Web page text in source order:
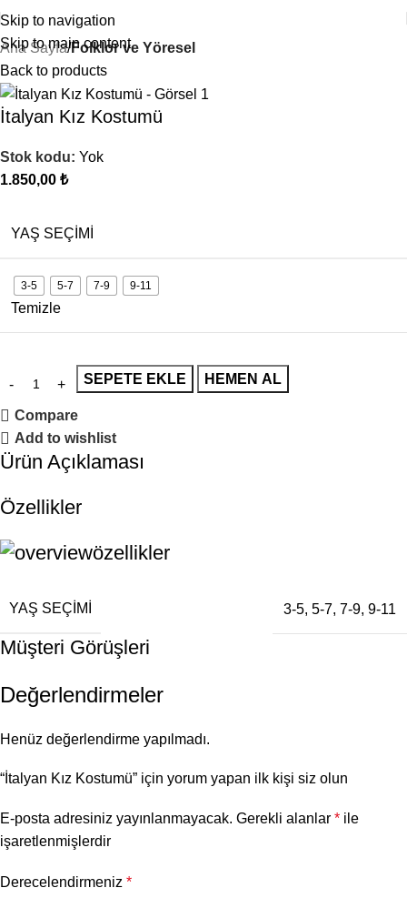
Skip to navigation
Skip to main content
Ana Sayfa Folklor ve Yöresel
Back to products
İtalyan Kız Kostumü
Stok kodu: Yok
1.850,00 ₺
YAŞ SEÇIMI
3-5 5-7 7-9 9-11
Temizle
SEPETE EKLE HEMEN AL
Compare
Add to wishlist
Ürün Açıklaması
Özellikler
özellikler
YAŞ SEÇIMI 3-5, 5-7, 7-9, 9-11
Müşteri Görüşleri
Değerlendirmeler
Henüz değerlendirme yapılmadı.
“İtalyan Kız Kostumü” için yorum yapan ilk kişi siz olun
E-posta adresiniz yayınlanmayacak. Gerekli alanlar * ile
işaretlenmişlerdir
Derecelendirmeniz *